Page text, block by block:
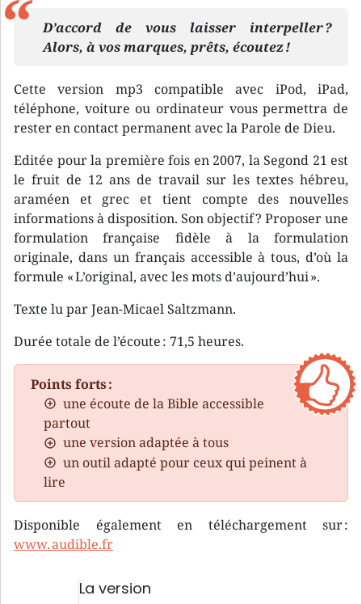
D’accord de vous laisser interpeller ?
Alors, à vos marques, prêts, écoutez !
Cette version mp3 compatible avec iPod, iPad,
téléphone, voiture ou ordinateur vous permettra de
rester en contact permanent avec la Parole de Dieu.
Editée pour la première fois en 2007, la Segond 21 est
le fruit de 12 ans de travail sur les textes hébreu,
araméen et grec et tient compte des nouvelles
informations à disposition. Son objectif ? Proposer une
formulation française fidèle à la formulation
originale, dans un français accessible à tous, d’où la
formule « L’original, avec les mots d’aujourd’hui ».
Texte lu par Jean-Micael Saltzmann.
Durée totale de l’écoute : 71,5 heures.
Points forts :
une écoute de la Bible accessible
partout
une version adaptée à tous
un outil adapté pour ceux qui peinent à
lire
Disponible également en téléchargement sur :
www. audible.fr
La version